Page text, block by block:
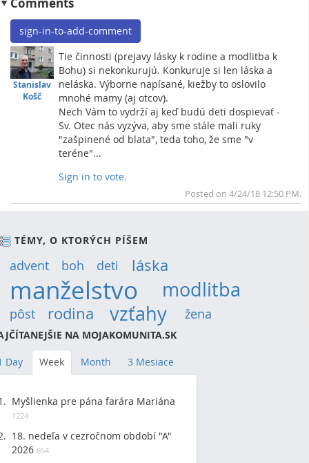
sign-in-to-add-comment
Stanislav
Košč
Tie činnosti (prejavy lásky k rodine a modlitba k
Bohu) si nekonkurujú. Konkuruje si len láska a
neláska. Výborne napísané, kiežby to oslovilo
mnohé mamy (aj otcov).
Nech Vám to vydrží aj keď budú deti dospievať -
Sv. Otec nás vyzýva, aby sme stále mali ruky
"zašpinené od blata", teda toho, že sme "v
teréne"...
Sign in to vote.
Top
Posted on 4/24/18 12:50 PM.
TÉMY, O KTORÝCH PÍŠEM
advent (9)boh (9)deti (12)láska
manželstvo (30)
modlitba
pôst (12)rodina (15)
vzťahy(22)žena
NA MOJAKOMUNITA.SK
Day Week Month 3 Mesiace
Myšlienka pre pána farára Mariána
1224
18. nedeľa v cezročnom období "A"
2026 654